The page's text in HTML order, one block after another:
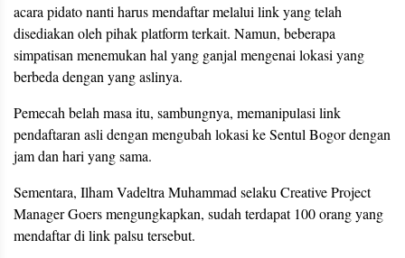
acara pidato nanti harus mendaftar melalui link yang telah
disediakan oleh pihak platform terkait. Namun, beberapa
simpatisan menemukan hal yang ganjal mengenai lokasi yang
berbeda dengan yang aslinya.
Pemecah belah masa itu, sambungnya, memanipulasi link
pendaftaran asli dengan mengubah lokasi ke Sentul Bogor dengan
jam dan hari yang sama.
Sementara, Ilham Vadeltra Muhammad selaku Creative Project
Manager Goers mengungkapkan, sudah terdapat 100 orang yang
mendaftar di link palsu tersebut.